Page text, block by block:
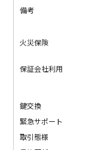
備考
火災保険
保証会社利用
鍵交換
緊急サポート
取引態様